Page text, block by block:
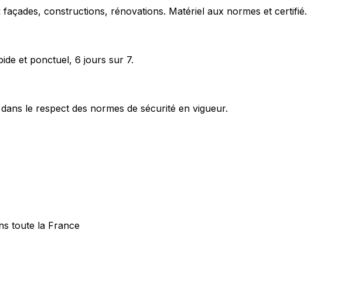
constructions, rénovations. Matériel aux normes et certifié.
et ponctuel, 6 jours sur 7.
le respect des normes de sécurité en vigueur.
toute la France